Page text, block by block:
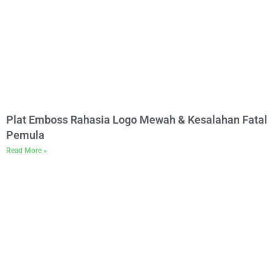
Plat Emboss Rahasia Logo Mewah & Kesalahan Fatal
Pemula
Read More »